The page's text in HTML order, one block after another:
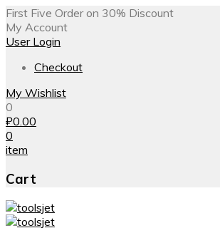
First Five Order on 30% Discount
My Account
User Login
Checkout
My Wishlist
0
₽0.00
0
item
Cart